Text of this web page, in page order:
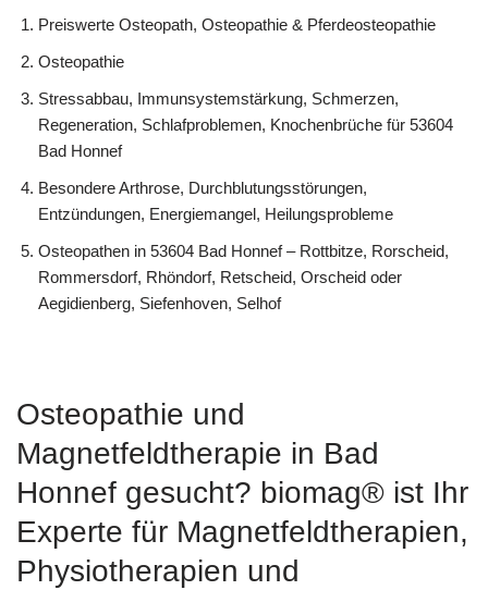
Preiswerte Osteopath, Osteopathie & Pferdeosteopathie
Osteopathie
Stressabbau, Immunsystemstärkung, Schmerzen,
Regeneration, Schlafproblemen, Knochenbrüche für 53604
Bad Honnef
Besondere Arthrose, Durchblutungsstörungen,
Entzündungen, Energiemangel, Heilungsprobleme
Osteopathen in 53604 Bad Honnef – Rottbitze, Rorscheid,
Rommersdorf, Rhöndorf, Retscheid, Orscheid oder
Aegidienberg, Siefenhoven, Selhof
Osteopathie und
Magnetfeldtherapie in Bad
Honnef gesucht? biomag® ist Ihr
Experte für Magnetfeldtherapien,
Physiotherapien und